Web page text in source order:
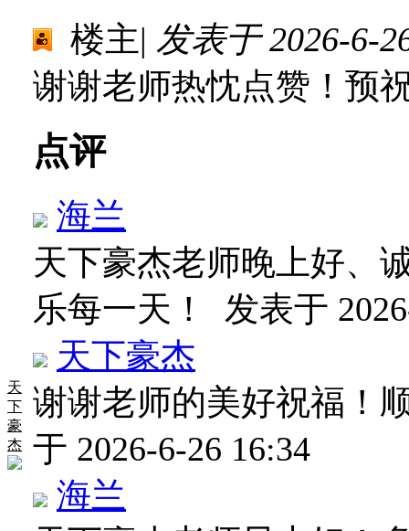
天
下
豪
杰
楼主| 发表于 2026-6-
谢谢老师热忱点赞！预
点评
海兰
天下豪杰老师晚上好、
乐每一天！ 发表于
天下豪杰
谢谢老师的美好祝福！
于 2026-6-26 16:34
海兰